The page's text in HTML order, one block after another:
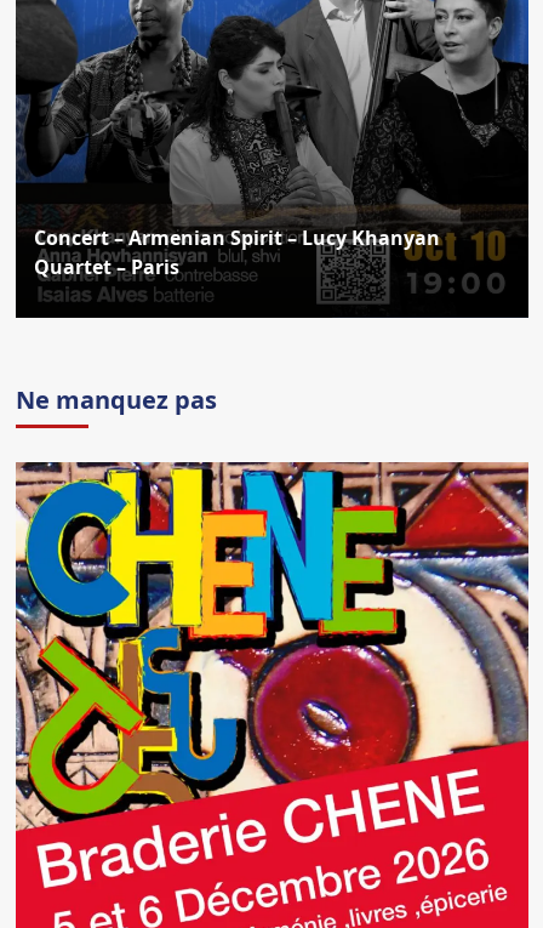
Concert – Armenian Spirit – Lucy Khanyan
Quartet – Paris
Ne manquez pas